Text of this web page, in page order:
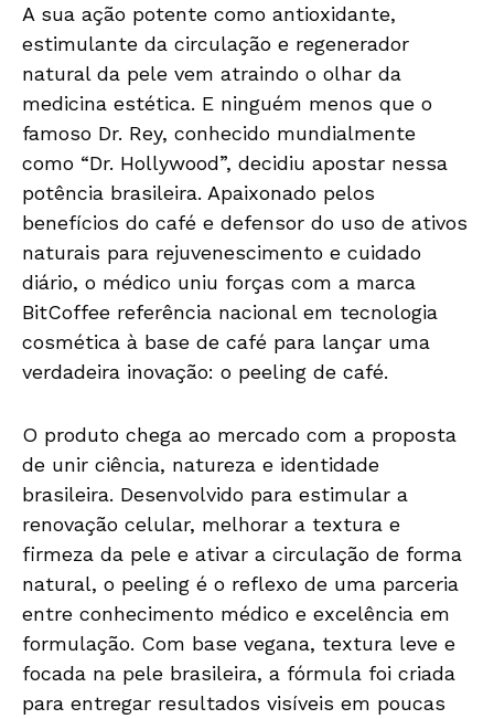
A sua ação potente como antioxidante,
estimulante da circulação e regenerador
natural da pele vem atraindo o olhar da
medicina estética. E ninguém menos que o
famoso Dr. Rey, conhecido mundialmente
como “Dr. Hollywood”, decidiu apostar nessa
potência brasileira. Apaixonado pelos
benefícios do café e defensor do uso de ativos
naturais para rejuvenescimento e cuidado
diário, o médico uniu forças com a marca
BitCoffee referência nacional em tecnologia
cosmética à base de café para lançar uma
verdadeira inovação: o peeling de café.
O produto chega ao mercado com a proposta
de unir ciência, natureza e identidade
brasileira. Desenvolvido para estimular a
renovação celular, melhorar a textura e
firmeza da pele e ativar a circulação de forma
natural, o peeling é o reflexo de uma parceria
entre conhecimento médico e excelência em
formulação. Com base vegana, textura leve e
focada na pele brasileira, a fórmula foi criada
para entregar resultados visíveis em poucas